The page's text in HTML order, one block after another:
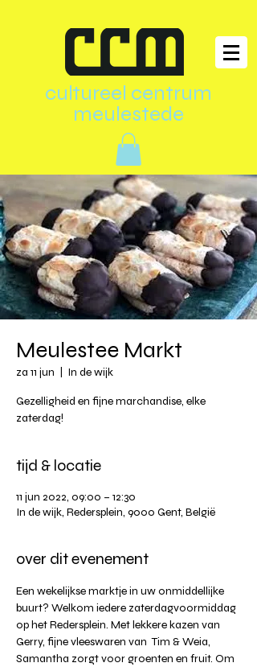
cultureel centrum
meulestede
Meulestee Markt
za 11 jun In de wijk
Gezelligheid en fijne marchandise, elke
zaterdag!
tijd & locatie
11 jun 2022, 09:00 – 12:30
In de wijk, Redersplein, 9000 Gent, België
over dit evenement
Een wekelijkse marktje in uw onmiddellijke
buurt? Welkom iedere zaterdagvoormiddag
op het Redersplein. Met lekkere kazen van
Gerry, fijne vleeswaren van  Tim & Weia,
Samantha zorgt voor groenten en fruit. Om